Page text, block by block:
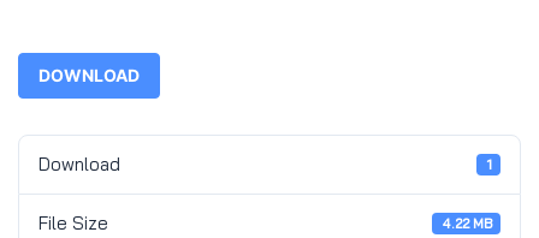
DOWNLOAD
Download 1
File Size 4.22 MB